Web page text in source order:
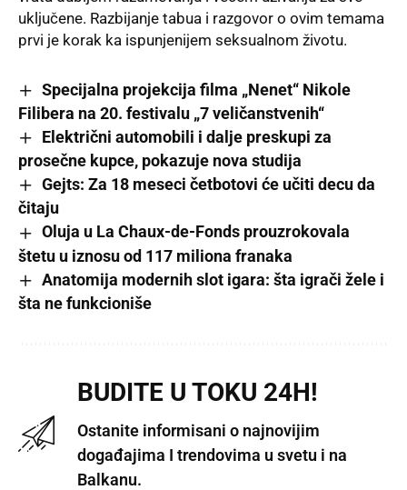
uključene. Razbijanje tabua i razgovor o ovim temama
prvi je korak ka ispunjenijem seksualnom životu.
Specijalna projekcija filma „Nenet“ Nikole
Filibera na 20. festivalu „7 veličanstvenih“
Električni automobili i dalje preskupi za
prosečne kupce, pokazuje nova studija
Gejts: Za 18 meseci četbotovi će učiti decu da
čitaju
Oluja u La Chaux-de-Fonds prouzrokovala
štetu u iznosu od 117 miliona franaka
Anatomija modernih slot igara: šta igrači žele i
šta ne funkcioniše
BUDITE U TOKU 24H!
Ostanite informisani o najnovijim
događajima I trendovima u svetu i na
Balkanu.